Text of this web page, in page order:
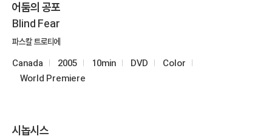
어둠의 공포
Blind Fear
파스칼 트로티에
Canada 2005 10min DVD
Color
World Premiere
시놉시스